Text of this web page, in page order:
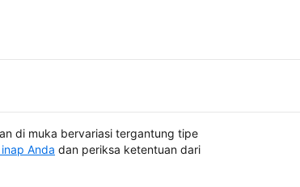
di muka bervariasi tergantung tipe
Anda dan periksa ketentuan dari